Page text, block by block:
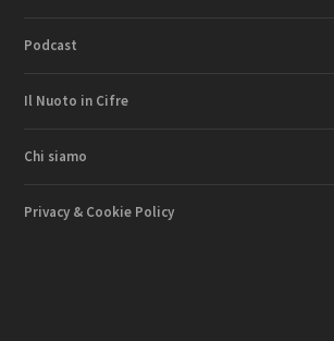
Podcast
Il Nuoto in Cifre
Chi siamo
Privacy & Cookie Policy